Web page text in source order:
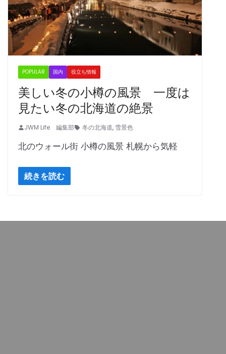
POPULAR 国内 役立ち情報
美しい冬の小樽の風景 一度は
見たい冬の北海道の絶景
JWM Life 編集部 冬の北海道, 雪景色
北のウォール街 小樽の風景 札幌から気軽
続きを読む